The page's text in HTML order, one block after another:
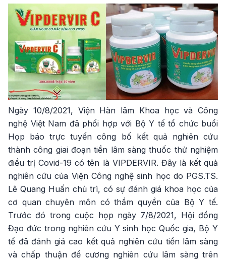
Ngày 10/8/2021, Viện Hàn lâm Khoa học và Công
nghệ Việt Nam đã phối hợp với Bộ Y tế tổ chức buổi
Họp báo trực tuyến công bố kết quả nghiên cứu
thành công giai đoạn tiền lâm sàng thuốc thử nghiệm
điều trị Covid-19 có tên là VIPDERVIR. Đây là kết quả
nghiên cứu của Viện Công nghệ sinh học do PGS.TS.
Lê Quang Huấn chủ trì, có sự đánh giá khoa học của
cơ quan chuyên môn có thẩm quyền của Bộ Y tế.
Trước đó trong cuộc họp ngày 7/8/2021, Hội đồng
Đạo đức trong nghiên cứu Y sinh học Quốc gia, Bộ Y
tế đã đánh giá cao kết quả nghiên cứu tiền lâm sàng
và chấp thuận đề cương nghiên cứu lâm sàng trên